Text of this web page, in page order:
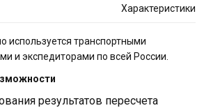
Характеристики
используется транспортными
и экспедиторами по всей России.
результатов пересчета